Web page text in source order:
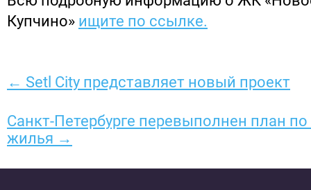
Купчино» ищите по ссылке.
← Setl City представляет новый проект
Санкт-Петербурге перевыполнен план по
жилья →